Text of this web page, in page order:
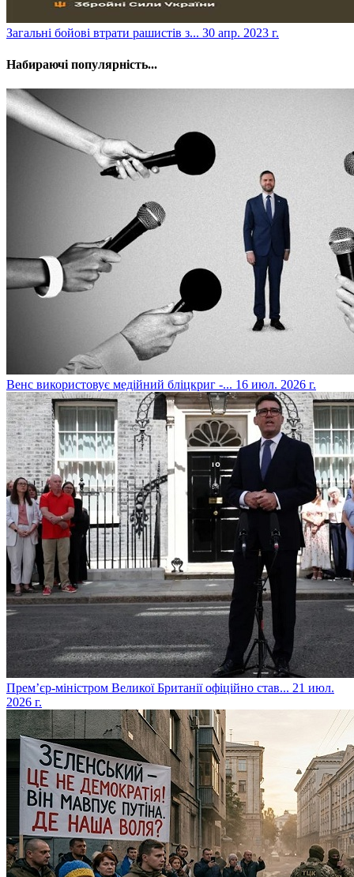
​Загальні бойові втрати рашистів з... 30 апр. 2023 г.
Набираючі популярність...
​Венс використовує медійний бліцкриг -... 16 июл. 2026 г.
​Прем’єр-міністром Великої Британії офіційно став... 21 июл.
2026 г.